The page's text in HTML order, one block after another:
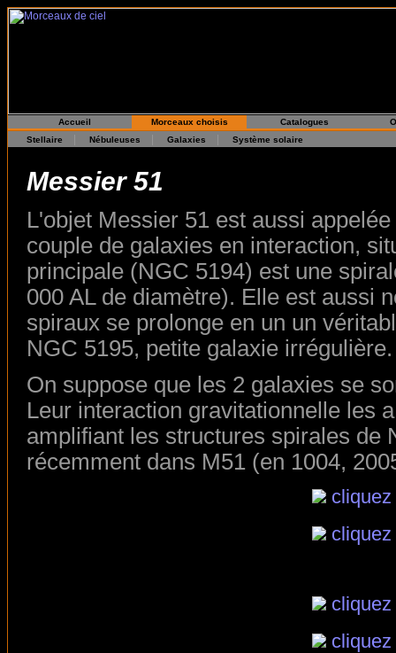
Accueil Morceaux choisis Catalogues
Stellaire
Nébuleuses Galaxies Système solaire
Messier 51
L'objet Messier 51 est aussi
couple de galaxies en interaction,
principale (NGC 5194) est une
000 AL de diamètre). Elle est aussi
spiraux se prolonge en un un
NGC 5195, petite galaxie irrégulière.
On suppose que les 2 galaxies se
Leur interaction gravitationnelle les
amplifiant les structures spirales de
récemment dans M51 (en 1004,